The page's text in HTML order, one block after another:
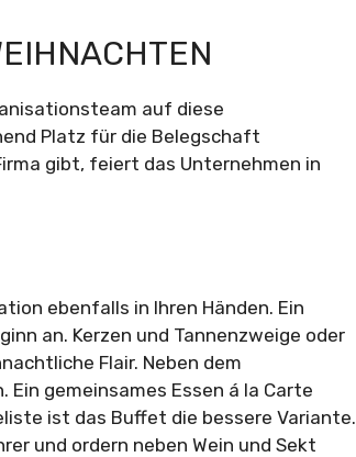
auf diese
Platz für die Belegschaft
gibt, feiert das Unternehmen in
ebenfalls in Ihren Händen. Ein
an. Kerzen und Tannenzweige oder
Flair. Neben dem
gemeinsames Essen á la Carte
ist das Buffet die bessere Variante.
und ordern neben Wein und Sekt